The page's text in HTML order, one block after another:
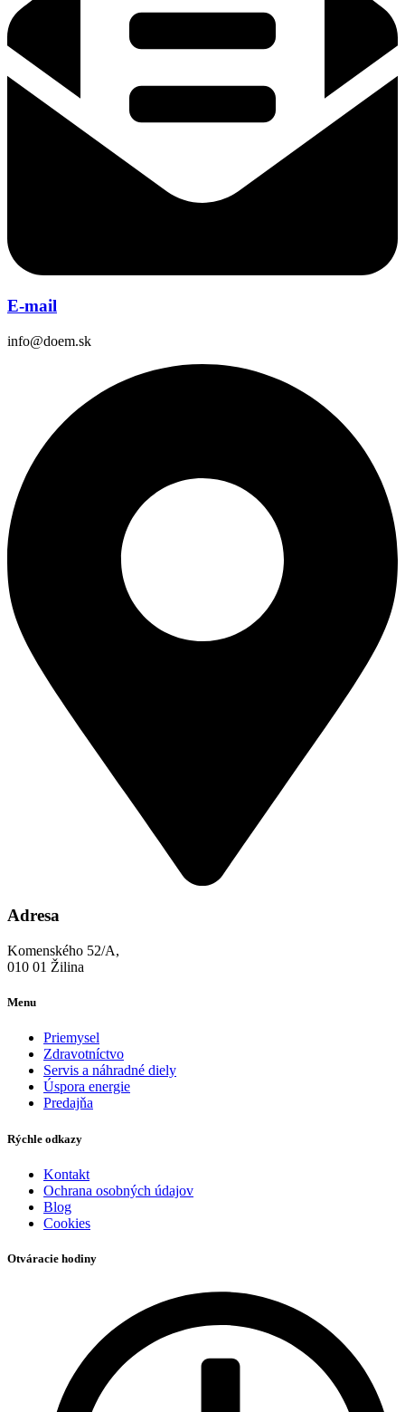
E-mail
info@doem.sk
Adresa
Komenského 52/A,
010 01 Žilina
Menu
Priemysel
Zdravotníctvo
Servis a náhradné diely
Úspora energie
Predajňa
Rýchle odkazy
Kontakt
Ochrana osobných údajov
Blog
Cookies
Otváracie hodiny